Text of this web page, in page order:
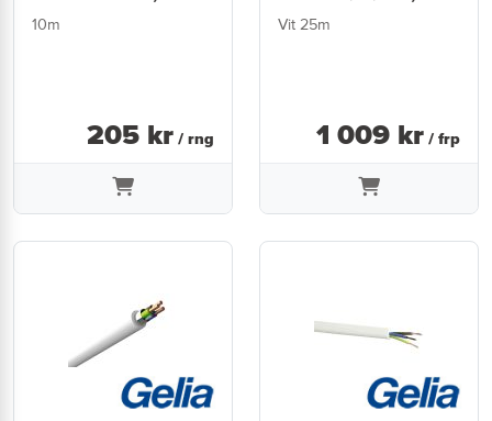
10m
205 kr / rng
Vit 25m
1 009 kr / frp